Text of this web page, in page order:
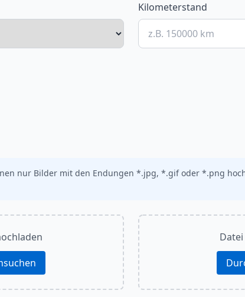
Kilometerstand
nur Bilder mit den Endungen *.jpg, *.gif oder *.png